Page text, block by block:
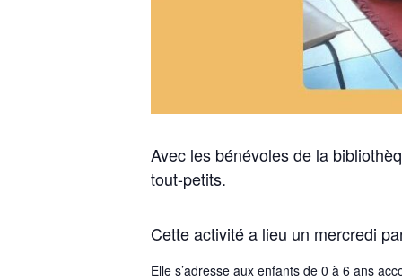
Avec les bénévoles de la
tout-petits.
Cette activité a lieu un mercredi
Elle s’adresse aux enfants de 0 à 6 ans